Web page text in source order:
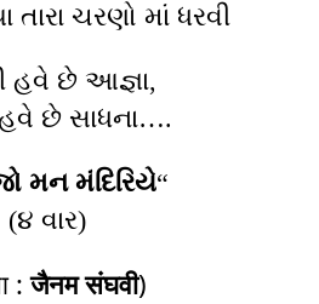
તારા ચરણો માં ધરવી
હવે છે આજ્ઞા,
હવે છે સાધના….
મન મંદિરિયે“
(૪ વાર)
:जैनम संघवी)